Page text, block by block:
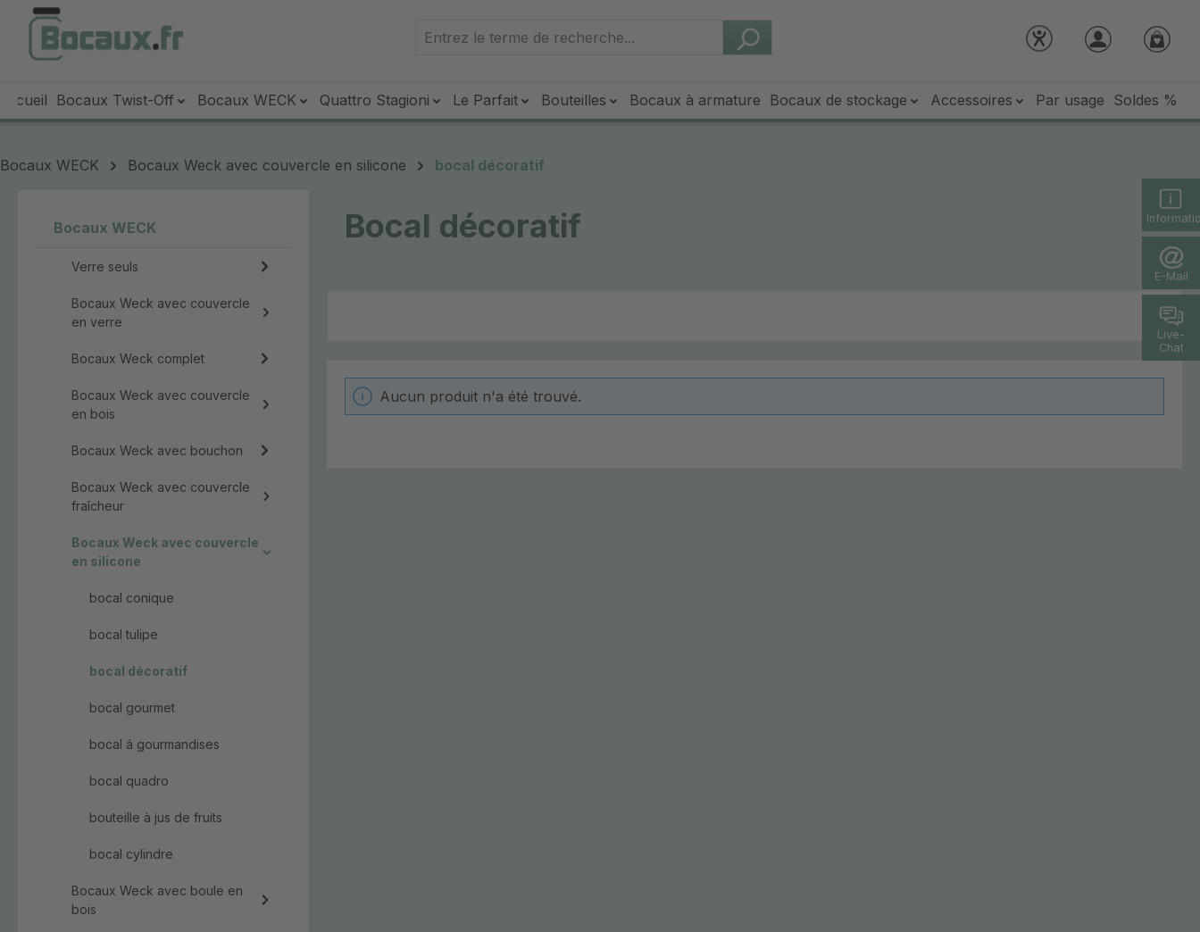
au contenu principal
Passer à la recherche
Passer à la navigation principale
E-Mail
Live-
Chat
Bocaux Twist-Off Bocaux WECK Quattro Stagioni Le Parfait Bouteilles Bocaux à armature Bocaux de stockage Accessoires Par usage Soldes %
Bocaux WECK Bocaux Weck avec couvercle en silicone bocal décoratif
Bocaux WECK
Verre seuls
Bocaux Weck avec couvercle
en verre
Bocaux Weck complet
Bocaux Weck avec couvercle
en bois
Bocaux Weck avec bouchon
Bocaux Weck avec couvercle
fraîcheur
Bocaux Weck avec couvercle
en silicone
bocal conique
bocal tulipe
bocal décoratif
bocal gourmet
bocal á gourmandises
bocal quadro
bouteille à jus de fruits
bocal cylindre
Bocaux Weck avec boule en
bois
Bocal décoratif
Aucun produit n'a été trouvé.